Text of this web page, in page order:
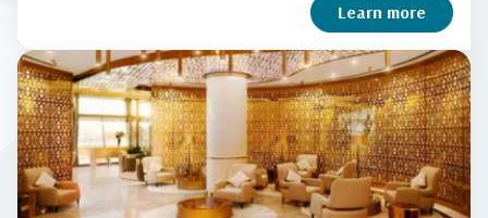
Learn more